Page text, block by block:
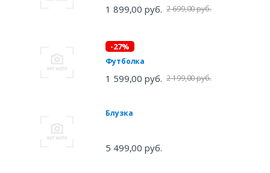
1 899,00 руб. 2 699,00 руб.
-27%
Футболка
1 599,00 руб. 2 199,00 руб.
Блузка
5 499,00 руб.